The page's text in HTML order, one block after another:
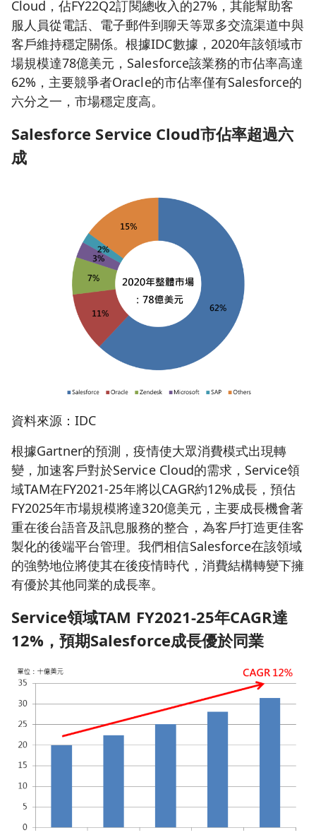
Cloud，佔FY22Q2訂閱總收入的27%，其能幫助客
服人員從電話、電子郵件到聊天等眾多交流渠道中與
客戶維持穩定關係。根據IDC數據，2020年該領域市
場規模達78億美元，Salesforce該業務的市佔率高達
62%，主要競爭者Oracle的市佔率僅有Salesforce的
六分之一，市場穩定度高。
Salesforce Service Cloud市佔率超過六
成
資料來源：IDC
根據Gartner的預測，疫情使大眾消費模式出現轉
變，加速客戶對於Service Cloud的需求，Service領
域TAM在FY2021-25年將以CAGR約12%成長，預估
FY2025年市場規模將達320億美元，主要成長機會著
重在後台語音及訊息服務的整合，為客戶打造更佳客
製化的後端平台管理。我們相信Salesforce在該領域
的強勢地位將使其在後疫情時代，消費結構轉變下擁
有優於其他同業的成長率。
Service領域TAM FY2021-25年CAGR達
12% ，預期Salesforce成長優於同業